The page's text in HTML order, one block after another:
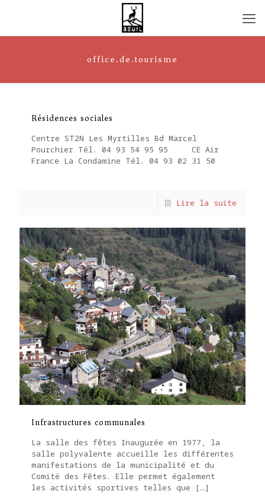
office.de.tourisme
Résidences sociales
Centre ST2N Les Myrtilles Bd Marcel
Pourchier Tél. 04 93 54 95 95 CE Air
France La Condamine Tél. 04 93 02 31 50
Lire la suite
Infrastructures communales
La salle des fêtes Inaugurée en 1977, la
salle polyvalente accueille les différentes
manifestations de la municipalité et du
Comité des Fêtes. Elle permet également
les activités sportives telles que […]